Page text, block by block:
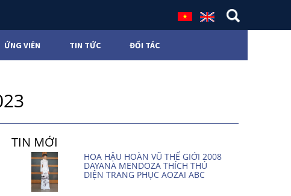
ỨNG VIÊN TIN TỨC ĐỐI TÁC
TIN MỚI
HOA HẬU HOÀN VŨ THẾ GIỚI 2008
DAYANA MENDOZA THÍCH THÚ
DIỆN TRANG PHỤC AOZAI ABC